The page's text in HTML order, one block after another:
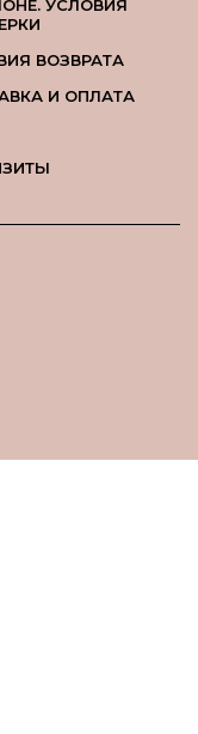
УСЛОВИЯ
ВОЗВРАТА
И ОПЛАТА